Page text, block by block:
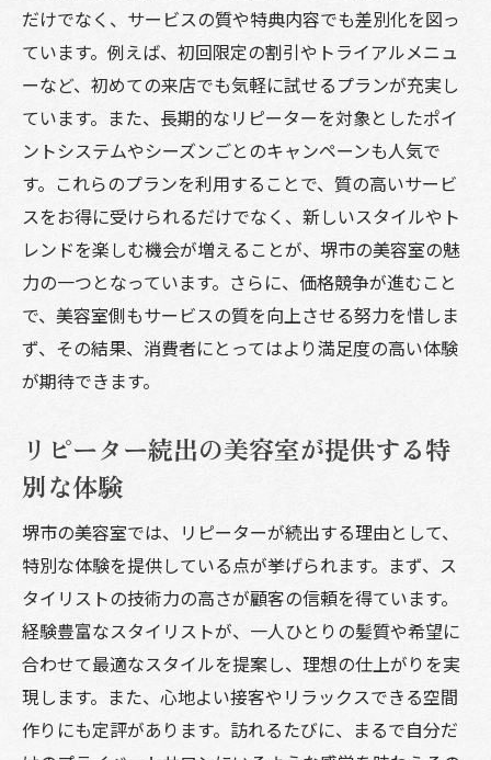
だけでなく、サービスの質や特典内容でも差別化を図っ
ています。例えば、初回限定の割引やトライアルメニュ
ーなど、初めての来店でも気軽に試せるプランが充実し
ています。また、長期的なリピーターを対象としたポイ
ントシステムやシーズンごとのキャンペーンも人気で
す。これらのプランを利用することで、質の高いサービ
スをお得に受けられるだけでなく、新しいスタイルやト
レンドを楽しむ機会が増えることが、堺市の美容室の魅
力の一つとなっています。さらに、価格競争が進むこと
で、美容室側もサービスの質を向上させる努力を惜しま
ず、その結果、消費者にとってはより満足度の高い体験
が期待できます。
リピーター続出の美容室が提供する特
別な体験
堺市の美容室では、リピーターが続出する理由として、
特別な体験を提供している点が挙げられます。まず、ス
タイリストの技術力の高さが顧客の信頼を得ています。
経験豊富なスタイリストが、一人ひとりの髪質や希望に
合わせて最適なスタイルを提案し、理想の仕上がりを実
現します。また、心地よい接客やリラックスできる空間
作りにも定評があります。訪れるたびに、まるで自分だ